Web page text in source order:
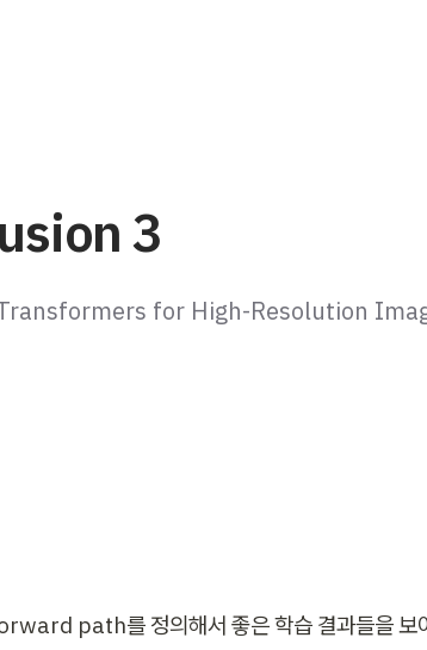
3
for High-Resolution
path를 정의해서 좋은 학습 결과들을 보